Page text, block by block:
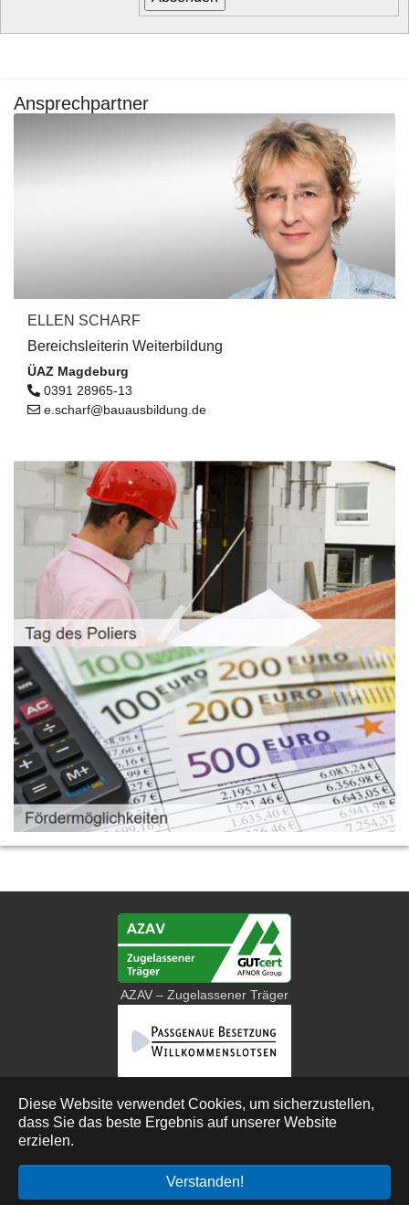
Diese Website verwendet Cookies, um sicherzustellen,
dass Sie das beste Ergebnis auf unserer Website
erzielen.
Verstanden!
Ansprechpartner
ELLEN SCHARF
Bereichsleiterin Weiterbildung
ÜAZ Magdeburg
0391 28965-13
e.scharf@bauausbildung.de
AZAV – Zugelassener Träger
Deutsch
© 2026 Bau Bildung Sachsen-Anhalt e. V.